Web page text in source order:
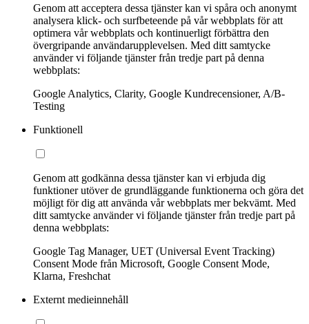
Genom att acceptera dessa tjänster kan vi spåra och anonymt
analysera klick- och surfbeteende på vår webbplats för att
optimera vår webbplats och kontinuerligt förbättra den
övergripande användarupplevelsen. Med ditt samtycke
använder vi följande tjänster från tredje part på denna
webbplats:
Google Analytics, Clarity, Google Kundrecensioner, A/B-
Testing
Funktionell
Genom att godkänna dessa tjänster kan vi erbjuda dig
funktioner utöver de grundläggande funktionerna och göra det
möjligt för dig att använda vår webbplats mer bekvämt. Med
ditt samtycke använder vi följande tjänster från tredje part på
denna webbplats:
Google Tag Manager, UET (Universal Event Tracking)
Consent Mode från Microsoft, Google Consent Mode,
Klarna, Freshchat
Externt medieinnehåll